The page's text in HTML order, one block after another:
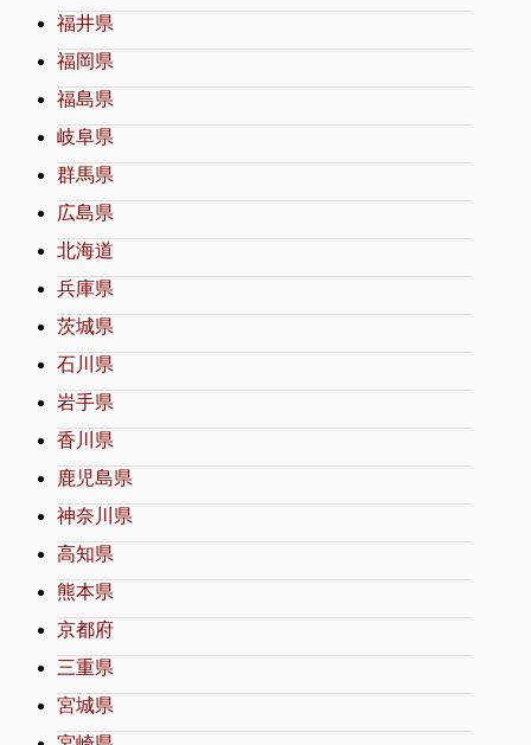
福井県
福岡県
福島県
岐阜県
群馬県
広島県
北海道
兵庫県
茨城県
石川県
岩手県
香川県
鹿児島県
神奈川県
高知県
熊本県
京都府
三重県
宮城県